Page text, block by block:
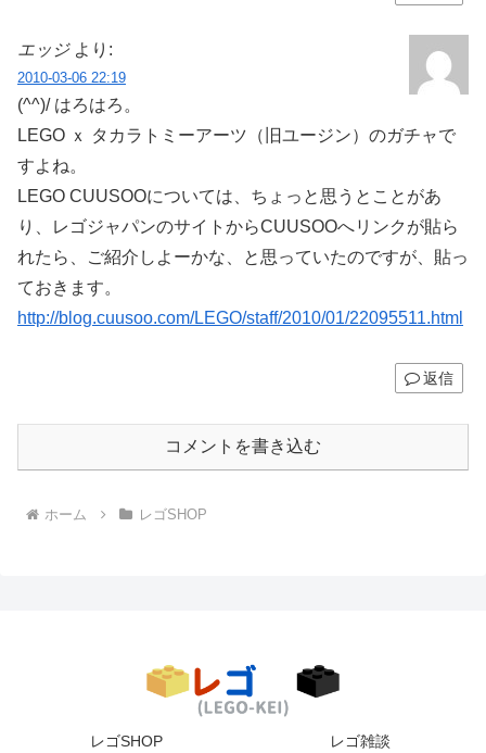
エッジ より:
2010-03-06 22:19
(^^)/ はろはろ。
LEGO ｘ タカラトミーアーツ（旧ユージン）のガチャで
すよね。
LEGO CUUSOOについては、ちょっと思うとことがあ
り、レゴジャパンのサイトからCUUSOOへリンクが貼ら
れたら、ご紹介しよーかな、と思っていたのですが、貼っ
ておきます。
http://blog.cuusoo.com/LEGO/staff/2010/01/22095511.html
返信
コメントを書き込む
ホーム レゴSHOP
レゴSHOP
レゴ雑談